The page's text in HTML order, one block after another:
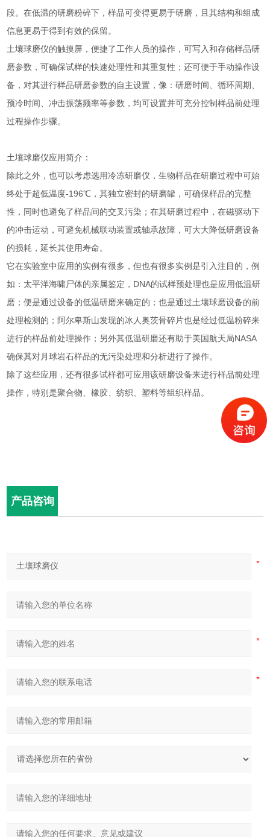
段。在低温的研磨粉碎下，样品可变得更易于研磨，且其结构和组成
信息更易于得到有效的保留。
土壤球磨仪的触摸屏，便捷了工作人员的操作，可写入和存储样品研
磨参数，可确保试样的快速处理性和其重复性；还可便于手动操作设
备，对其进行样品研磨参数的自主设置，像：研磨时间、循环周期、
预冷时间、冲击振荡频率等参数，均可设置并可充分控制样品前处理
过程操作步骤。
土壤球磨仪应用简介：
除此之外，也可以考虑选用冷冻研磨仪，生物样品在研磨过程中可始
终处于超低温度-196℃，其独立密封的研磨罐，可确保样品的完整
性，同时也避免了样品间的交叉污染；在其研磨过程中，在磁驱动下
的冲击运动，可避免机械联动装置或轴承故障，可大大降低研磨设备
的损耗，延长其使用寿命。
它在实验室中应用的实例有很多，但也有很多实例是引入注目的，例
如：太平洋海啸尸体的亲属鉴定，DNA的试样预处理也是应用低温研
磨；便是通过设备的低温研磨来确定的；也是通过土壤球磨设备的前
处理检测的；阿尔卑斯山发现的冰人奥茨骨碎片也是经过低温粉碎来
进行的样品前处理操作；另外其低温研磨还有助于美国航天局NASA
确保其对月球岩石样品的无污染处理和分析进行了操作。
除了这些应用，还有很多试样都可应用该研磨设备来进行样品前处理
操作，特别是聚合物、橡胶、纺织、塑料等组织样品。
产品咨询